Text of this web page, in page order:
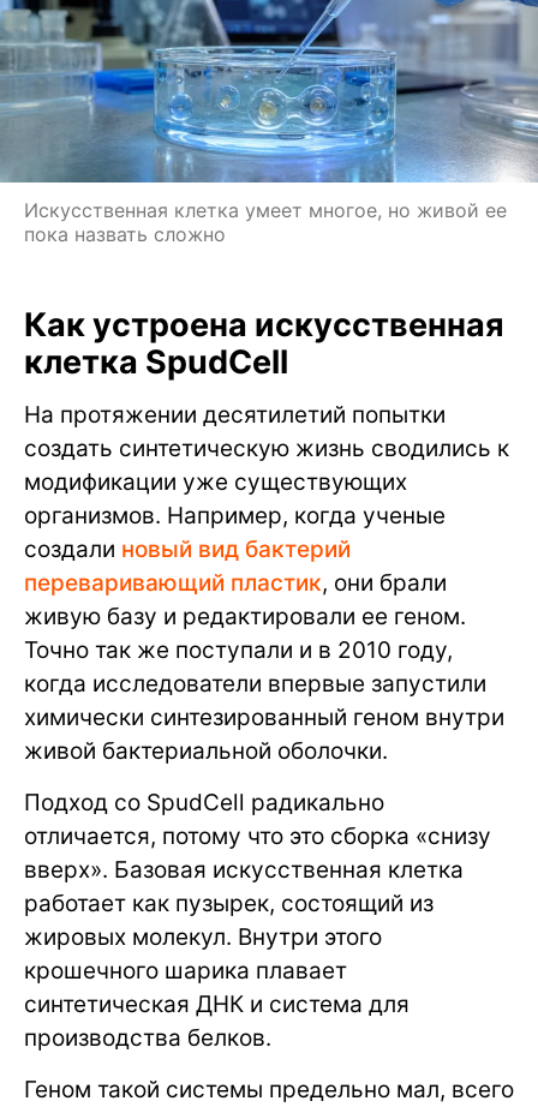
Искусственная клетка умеет многое, но живой ее
пока назвать сложно
Как устроена искусственная
клетка SpudCell
На протяжении десятилетий попытки
создать синтетическую жизнь сводились к
модификации уже существующих
организмов. Например, когда ученые
создали новый вид бактерий
переваривающий пластик, они брали
живую базу и редактировали ее геном.
Точно так же поступали и в 2010 году,
когда исследователи впервые запустили
химически синтезированный геном внутри
живой бактериальной оболочки.
Подход со SpudCell радикально
отличается, потому что это сборка «снизу
вверх». Базовая искусственная клетка
работает как пузырек, состоящий из
жировых молекул. Внутри этого
крошечного шарика плавает
синтетическая ДНК и система для
производства белков.
Геном такой системы предельно мал, всего